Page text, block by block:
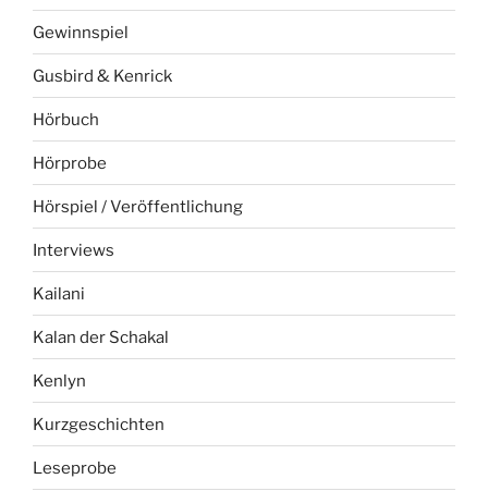
Gewinnspiel
Gusbird & Kenrick
Hörbuch
Hörprobe
Hörspiel / Veröffentlichung
Interviews
Kailani
Kalan der Schakal
Kenlyn
Kurzgeschichten
Leseprobe